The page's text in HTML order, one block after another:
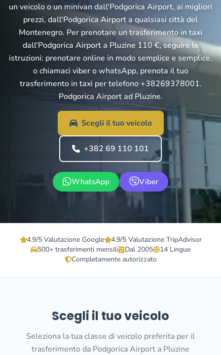
un veicolo o un minivan dall'Podgorica Airport, ai migliori
prezzi, dall'Podgorica Airport a qualsiasi città del
Montenegro. Per prenotare un trasferimento in taxi
dall'Podgorica Airport a Pluzine 110 €, seguire le
istruzioni: prenotare online in modo semplice e semplice.
o chiamaci viber o whatsApp, prenota il tuo
trasferimento in taxi per telefono +38269378001.
Podgorica Airport ad Pluzine.
Scegli il tuo veicolo
+382 69 110 101
WhatsApp Viber
4.9/5 Valutazione Google
4.9/5 Valutazione TripAdvisor
500+ trasferimenti mensili
Dal 2005
14 Lingue
Completamente autorizzato
Scegli il tuo veicolo
Seleziona la tua classe di veicolo preferita per il
trasferimento da Podgorica Airport a Pluzine